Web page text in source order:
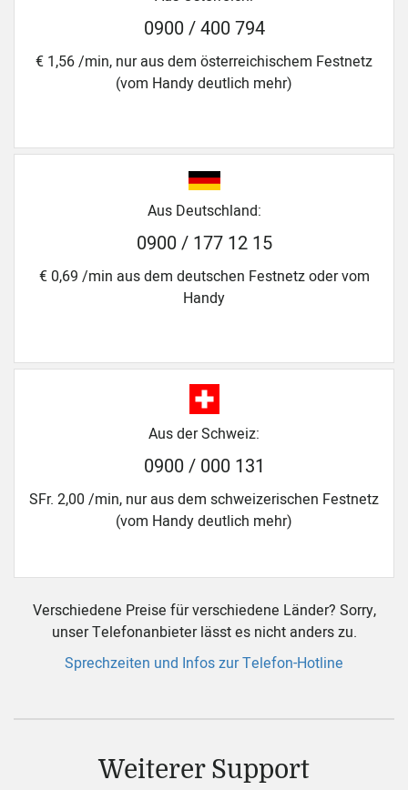
0900 / 400 794
€ 1,56 /min, nur aus dem österreichischem Festnetz
(vom Handy deutlich mehr)
Aus Deutschland:
0900 / 177 12 15
€ 0,69 /min aus dem deutschen Festnetz oder vom
Handy
Aus der Schweiz:
0900 / 000 131
SFr. 2,00 /min, nur aus dem schweizerischen Festnetz
(vom Handy deutlich mehr)
Verschiedene Preise für verschiedene Länder? Sorry,
unser Telefonanbieter lässt es nicht anders zu.
Sprechzeiten und Infos zur Telefon-Hotline
Weiterer Support